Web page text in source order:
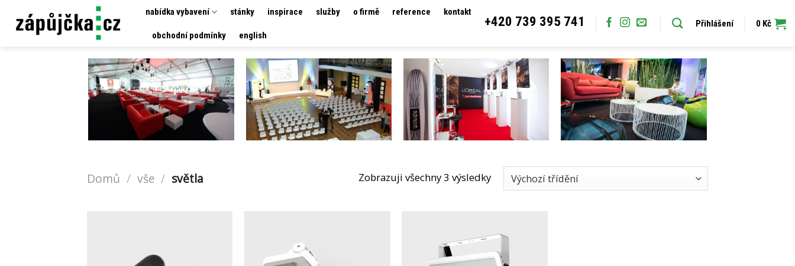
nabídka vybavení stánky inspirace služby o firmě reference kontakt
obchodní podmínky english
+420 739 395 741 Přihlášení 0 Kč
Domů / vše / světla Zobrazuji všechny 3 výsledky